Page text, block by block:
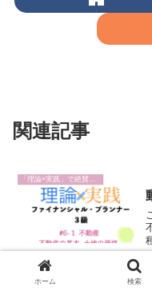
関連記事
「理論×実践」で絶賛勉強中
ホーム 検索